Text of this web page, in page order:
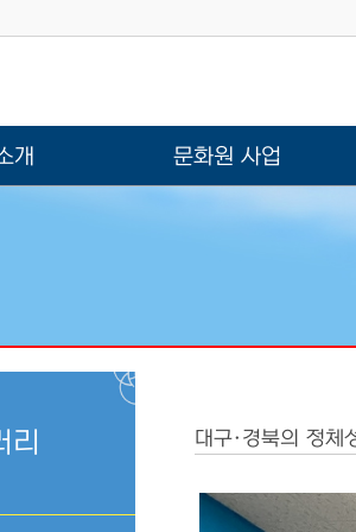
개 문화원 사업
리 대구·경북의 정체